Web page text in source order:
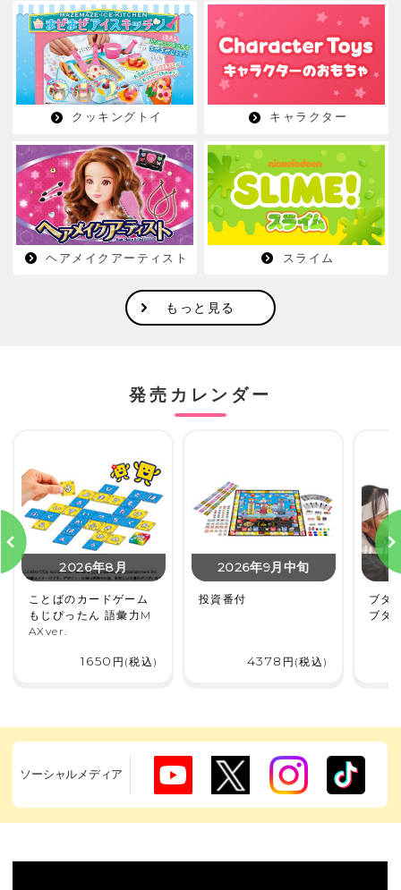
クッキングトイ キャラクター
ヘアメイクアーティスト スライム
もっと見る
発売カレンダー
2026年8月
ことばのカードゲーム
もじぴったん 語彙力M
AXver.
1650 円(税込)
2026年9月中旬
投資番付
4378 円(税込)
ブタ
ブタ
ソーシャルメディア